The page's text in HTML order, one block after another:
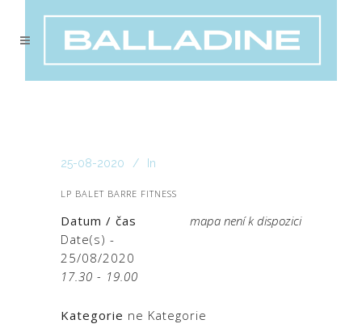
25-08-2020 In
LP BALET BARRE FITNESS
mapa není k dispozici
Datum / čas
Date(s) -
25/08/2020
17.30 - 19.00
Kategorie ne Kategorie